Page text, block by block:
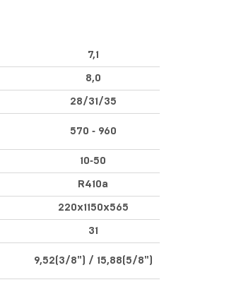
7,1
8,0
28/31/35
570 ‑ 960
10‑50
R410а
220х1150х565
31
9,52(3/8") / 15,88(5/8")